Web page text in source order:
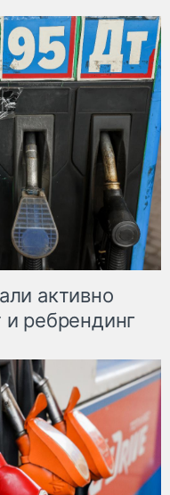
активно
и ребрендинг